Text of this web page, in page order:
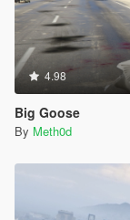
4.98
Big Goose
By Meth0d